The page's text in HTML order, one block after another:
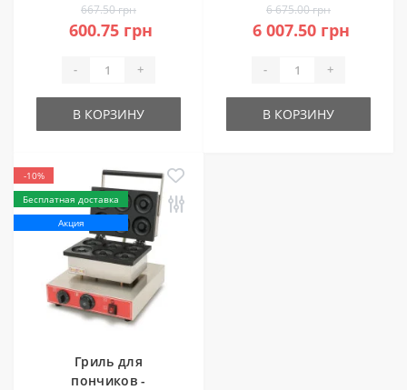
667.50 грн
600.75 грн
- +
В КОРЗИНУ
6 675.00 грн
6 007.50 грн
- +
В КОРЗИНУ
-10%
Бесплатная доставка
Акция
Гриль для
пончиков -